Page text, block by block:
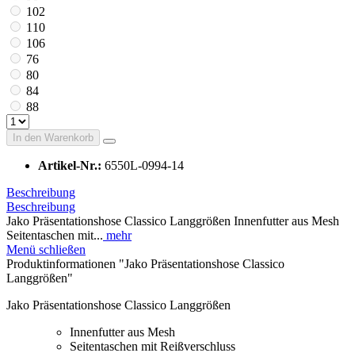
102
110
106
76
80
84
88
In den Warenkorb
Artikel-Nr.: 6550L-0994-14
Beschreibung
Beschreibung
Jako Präsentationshose Classico Langgrößen Innenfutter aus Mesh
Seitentaschen mit... mehr
Menü schließen
Produktinformationen "Jako Präsentationshose Classico
Langgrößen"
Jako Präsentationshose Classico Langgrößen
Innenfutter aus Mesh
Seitentaschen mit Reißverschluss